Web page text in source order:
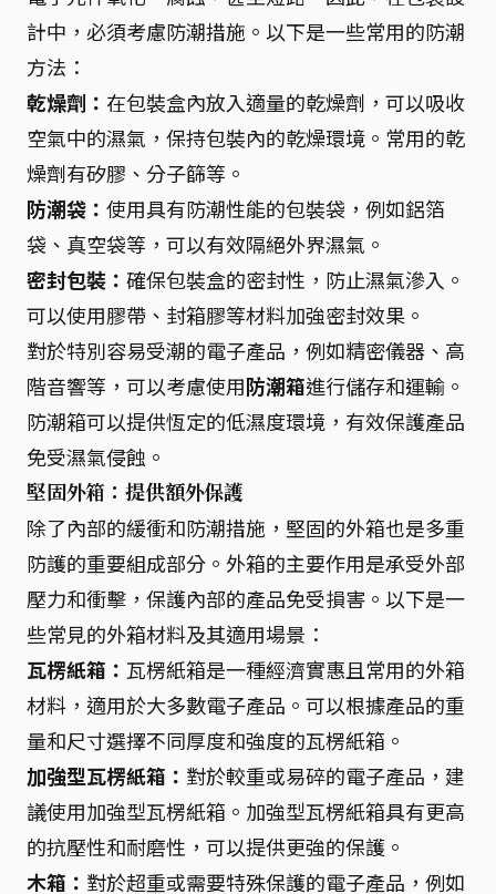
計中，必須考慮防潮措施。以下是一些常用的防潮
方法：
乾燥劑： 在包裝盒內放入適量的乾燥劑，可以吸收
空氣中的濕氣，保持包裝內的乾燥環境。常用的乾
燥劑有矽膠、分子篩等。
防潮袋： 使用具有防潮性能的包裝袋，例如鋁箔
袋、真空袋等，可以有效隔絕外界濕氣。
密封包裝： 確保包裝盒的密封性，防止濕氣滲入。
可以使用膠帶、封箱膠等材料加強密封效果。
對於特別容易受潮的電子產品，例如精密儀器、高
階音響等，可以考慮使用防潮箱進行儲存和運輸。
防潮箱可以提供恆定的低濕度環境，有效保護產品
免受濕氣侵蝕。
堅固外箱：提供額外保護
除了內部的緩衝和防潮措施，堅固的外箱也是多重
防護的重要組成部分。外箱的主要作用是承受外部
壓力和衝擊，保護內部的產品免受損害。以下是一
些常見的外箱材料及其適用場景：
瓦楞紙箱： 瓦楞紙箱是一種經濟實惠且常用的外箱
材料，適用於大多數電子產品。可以根據產品的重
量和尺寸選擇不同厚度和強度的瓦楞紙箱。
加強型瓦楞紙箱： 對於較重或易碎的電子產品，建
議使用加強型瓦楞紙箱。加強型瓦楞紙箱具有更高
的抗壓性和耐磨性，可以提供更強的保護。
木箱： 對於超重或需要特殊保護的電子產品，例如